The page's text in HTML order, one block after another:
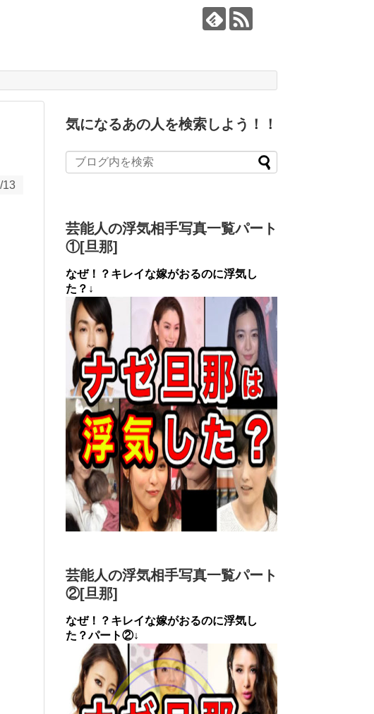
13
気になるあの人を検索しよう！！
芸能人の浮気相手写真一覧パート
①[旦那]
なぜ！？キレイな嫁がおるのに浮気し
た？↓
芸能人の浮気相手写真一覧パート
②[旦那]
なぜ！？キレイな嫁がおるのに浮気し
た？パート②↓